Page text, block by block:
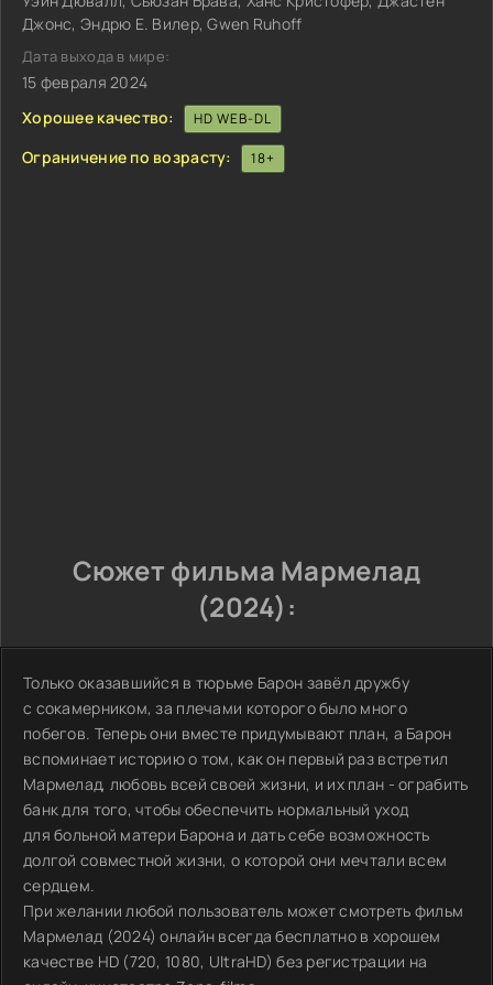
Джонс, Эндрю Е. Вилер, Gwen Ruhoff
Дата выхода в мире:
15 февраля 2024
Хорошее качество:
HD WEB-DL
Ограничение по возрасту: 18+
Сюжет фильма Мармелад
(2024):
Только оказавшийся в тюрьме Барон завёл дружбу
с сокамерником, за плечами которого было много
побегов. Теперь они вместе придумывают план, а Барон
вспоминает историю о том, как он первый раз встретил
Мармелад, любовь всей своей жизни, и их план - ограбить
банк для того, чтобы обеспечить нормальный уход
для больной матери Барона и дать себе возможность
долгой совместной жизни, о которой они мечтали всем
сердцем.
При желании любой пользователь может смотреть фильм
Мармелад (2024) онлайн всегда бесплатно в хорошем
качестве HD (720, 1080, UltraHD) без регистрации на